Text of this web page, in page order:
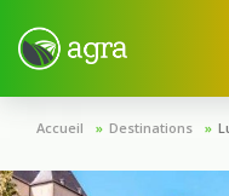
Accueil Destinations